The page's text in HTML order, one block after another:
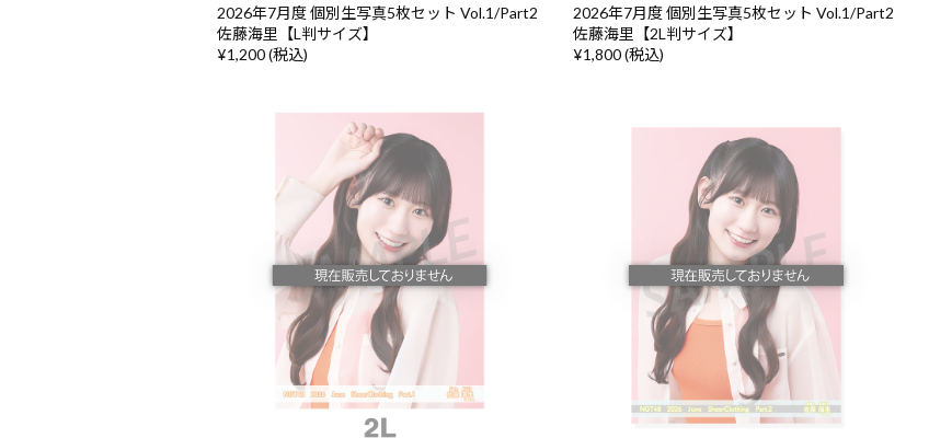
2026年7月度 個別生写真5枚セット Vol.1/Part2
佐藤海里【L判サイズ】
¥1,200 (税込)
2026年7月度 個別生写真5枚セット Vol.1/Part2
佐藤海里【2L判サイズ】
¥1,800 (税込)